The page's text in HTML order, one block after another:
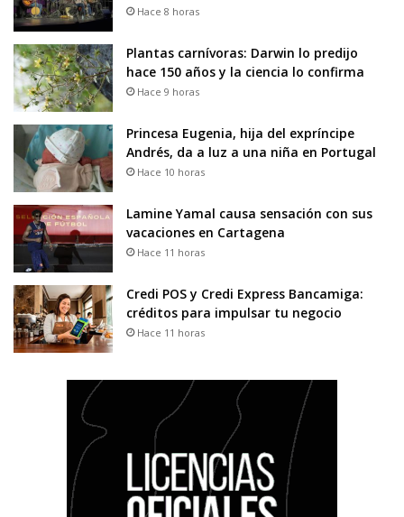
Hace 8 horas
Plantas carnívoras: Darwin lo predijo
hace 150 años y la ciencia lo confirma
Hace 9 horas
Princesa Eugenia, hija del expríncipe
Andrés, da a luz a una niña en Portugal
Hace 10 horas
Lamine Yamal causa sensación con sus
vacaciones en Cartagena
Hace 11 horas
Credi POS y Credi Express Bancamiga:
créditos para impulsar tu negocio
Hace 11 horas